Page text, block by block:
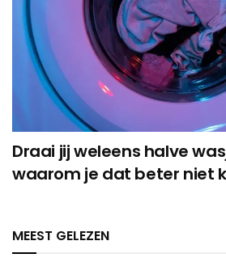
Draai jij weleens halve
waarom je dat beter niet
MEEST GELEZEN